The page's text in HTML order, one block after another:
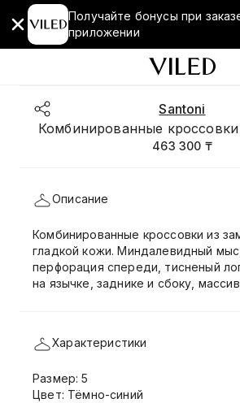
Получайте бонусы при
приложении
Santoni
Комбинированные
463 300 ₸
Описание
Комбинированные кроссовки из
гладкой кожи. Миндалевидный
перфорация спереди, тисненый
на язычке, заднике и сбоку,
Характеристики
Размер: 5
Цвет: Тёмно-синий